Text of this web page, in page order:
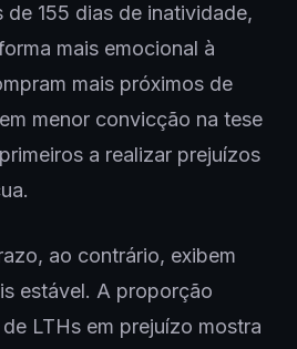
de 155 dias de inatividade,
mais emocional à
mais próximos de
menor convicção na tese
a realizar prejuízos
ao contrário, exibem
estável. A proporção
LTHs em prejuízo mostra